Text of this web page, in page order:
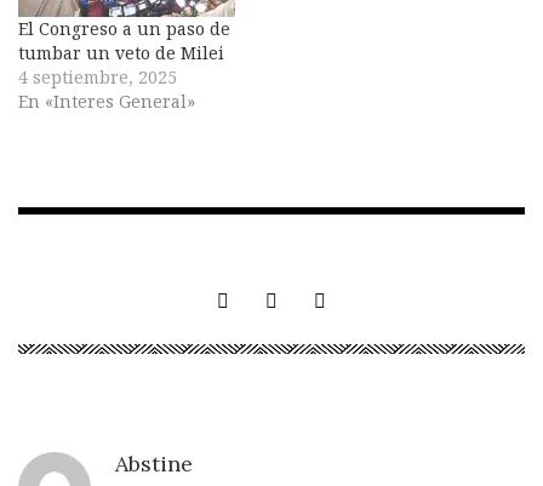
El Congreso a un paso de
tumbar un veto de Milei
4 septiembre, 2025
En «Interes General»
Abstine